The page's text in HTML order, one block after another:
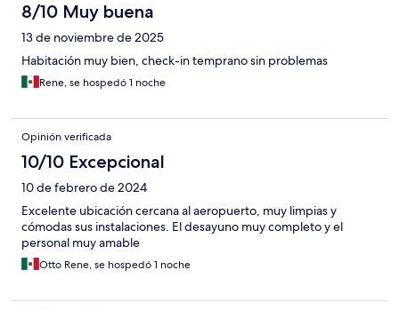
8/10 Muy buena
13 de noviembre de 2025
Habitación muy bien, check-in temprano sin problemas
Rene, se hospedó 1 noche
Opinión verificada
10/10 Excepcional
10 de febrero de 2024
Excelente ubicación cercana al aeropuerto, muy limpias y
cómodas sus instalaciones. El desayuno muy completo y el
personal muy amable
Otto Rene, se hospedó 1 noche